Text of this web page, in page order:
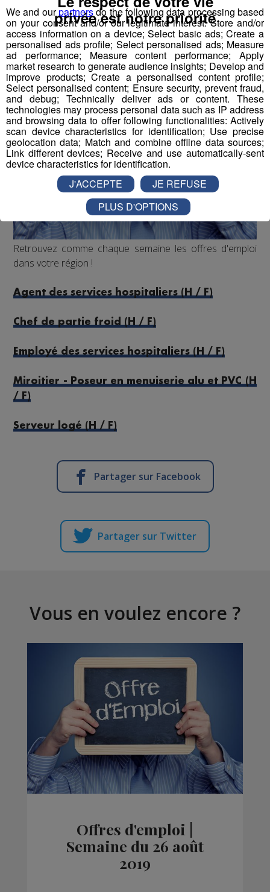
Radio Mont Blanc
Animation
Offres d'Emploi
Retrouvez comme chaque semaine les offres d'emploi
dans votre région !
Agent des services hospitaliers (H / F)
Chef de partie froid (H / F)
Employé des services hospitaliers (H / F)
Miroitier - Poseur en menuiserie alu et PVC (H
/ F)
Serveur logé (H / F)
Partager sur Facebook
Partager sur Twitter
Vous en voulez encore ?
Offres d'emploi |
Semaine du 26 août
2019
We and ourpartnersdo the following data processing based
on your consent and/or our legitimate interest: Store and/or
access information on a device; Select basic ads; Create a
personalised ads profile; Select personalised ads; Measure
ad performance; Measure content performance; Apply
market research to generate audience insights; Develop and
improve products; Create a personalised content profile;
Select personalised content; Ensure security, prevent fraud,
and debug; Technically deliver ads or content. These
technologies may process personal data such as IP address
and browsing data to offer following functionalities: Actively
scan device characteristics for identification; Use precise
geolocation data; Match and combine offline data sources;
Link different devices; Receive and use automatically-sent
device characteristics for identification.
privée est notre priorité
J'ACCEPTE
JE REFUSE
PLUS D'OPTIONS